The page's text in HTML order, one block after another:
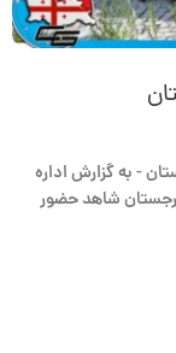
- به گزارش اداره
شاهد حضور